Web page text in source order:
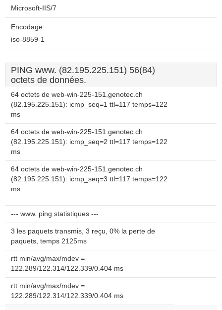
Microsoft-IIS/7
Encodage:
iso-8859-1
PING www. (82.195.225.151) 56(84)
octets de données.
64 octets de web-win-225-151.genotec.ch
(82.195.225.151): icmp_seq=1 ttl=117 temps=122
ms
64 octets de web-win-225-151.genotec.ch
(82.195.225.151): icmp_seq=2 ttl=117 temps=122
ms
64 octets de web-win-225-151.genotec.ch
(82.195.225.151): icmp_seq=3 ttl=117 temps=122
ms
--- www. ping statistiques ---
3 les paquets transmis, 3 reçu, 0% la perte de
paquets, temps 2125ms
rtt min/avg/max/mdev =
122.289/122.314/122.339/0.404 ms
rtt min/avg/max/mdev =
122.289/122.314/122.339/0.404 ms